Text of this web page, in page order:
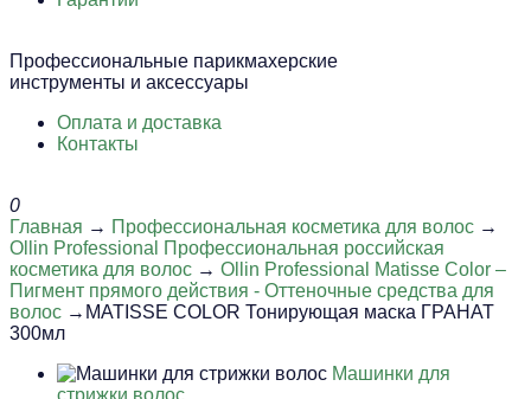
Профессиональные парикмахерские
инструменты и аксессуары
Оплата и доставка
Контакты
0
Главная → Профессиональная косметика для волос →
Ollin Professional Профессиональная российская
косметика для волос → Ollin Professional Matisse Color –
Пигмент прямого действия - Оттеночные средства для
волос →MATISSE COLOR Тонирующая маска ГРАНАТ
300мл
Машинки для
стрижки волос